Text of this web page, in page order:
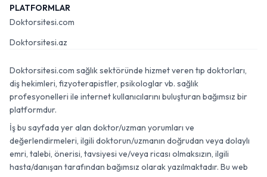
PLATFORMLAR
Doktorsitesi.com
Doktorsitesi.az
Doktorsitesi.com sağlık sektöründe hizmet veren tıp doktorları,
diş hekimleri, fizyoterapistler, psikologlar vb. sağlık
profesyonelleri ile internet kullanıcılarını buluşturan bağımsız bir
platformdur.
İş bu sayfada yer alan doktor/uzman yorumları ve
değerlendirmeleri, ilgili doktorun/uzmanın doğrudan veya dolaylı
emri, talebi, önerisi, tavsiyesi ve/veya ricası olmaksızın, ilgili
hasta/danışan tarafından bağımsız olarak yazılmaktadır. Bu web